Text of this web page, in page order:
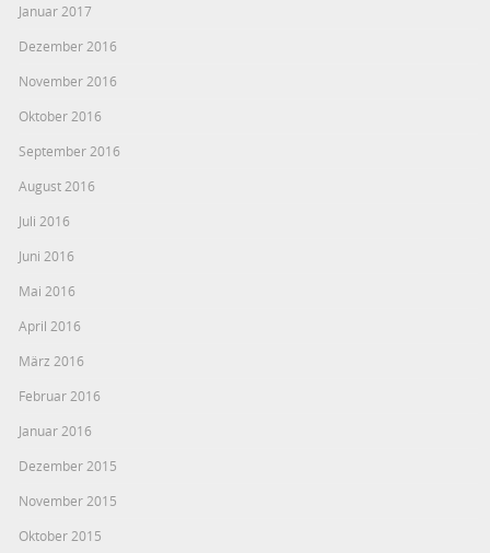
Januar 2017
Dezember 2016
November 2016
Oktober 2016
September 2016
August 2016
Juli 2016
Juni 2016
Mai 2016
April 2016
März 2016
Februar 2016
Januar 2016
Dezember 2015
November 2015
Oktober 2015